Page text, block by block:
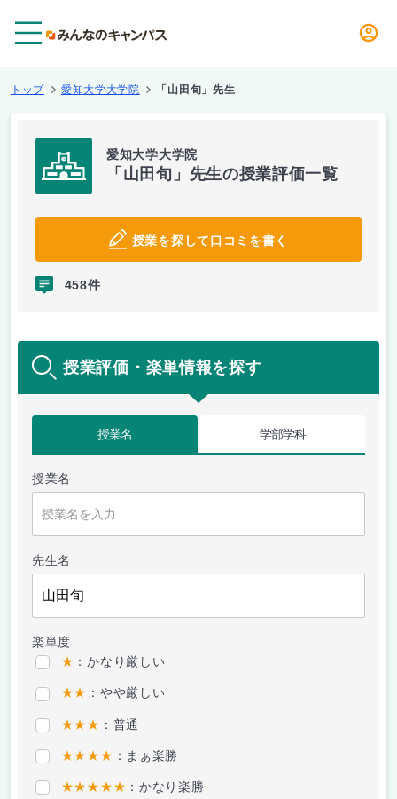
トップ 愛知大学大学院 「山田旬」先生
愛知大学大学院
「山田旬」先生の授業評価一覧
授業を探して口コミを書く
458件
授業評価・楽単情報を探す
授業名 学部学科
授業名
先生名
楽単度
★ ：かなり厳しい
★★ ：やや厳しい
★★★ ：普通
★★★★ ：まぁ楽勝
★★★★★ ：かなり楽勝